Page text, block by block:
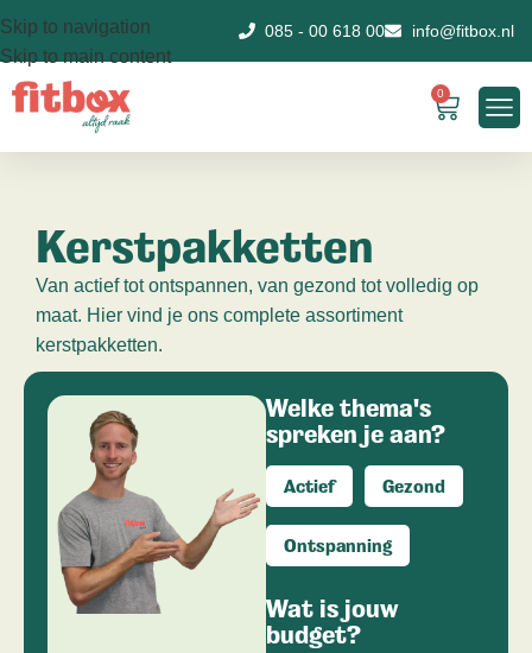
Skip to navigation
Skip to main content
085 - 00 618 00 info@fitbox.nl
0
Kerstpakketten
Van actief tot ontspannen, van gezond tot volledig op
maat. Hier vind je ons complete assortiment
kerstpakketten.
Welke thema's
spreken je aan?
Actief Gezond
Ontspanning
Wat is jouw
budget?